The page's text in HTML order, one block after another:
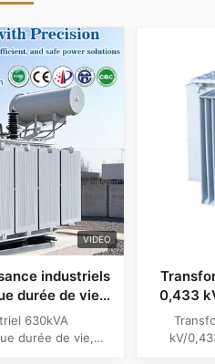
VIDEO
industriels
durée de vie
de
630kVA
durée de vie,
0,433
l'huile
Fort
kV/